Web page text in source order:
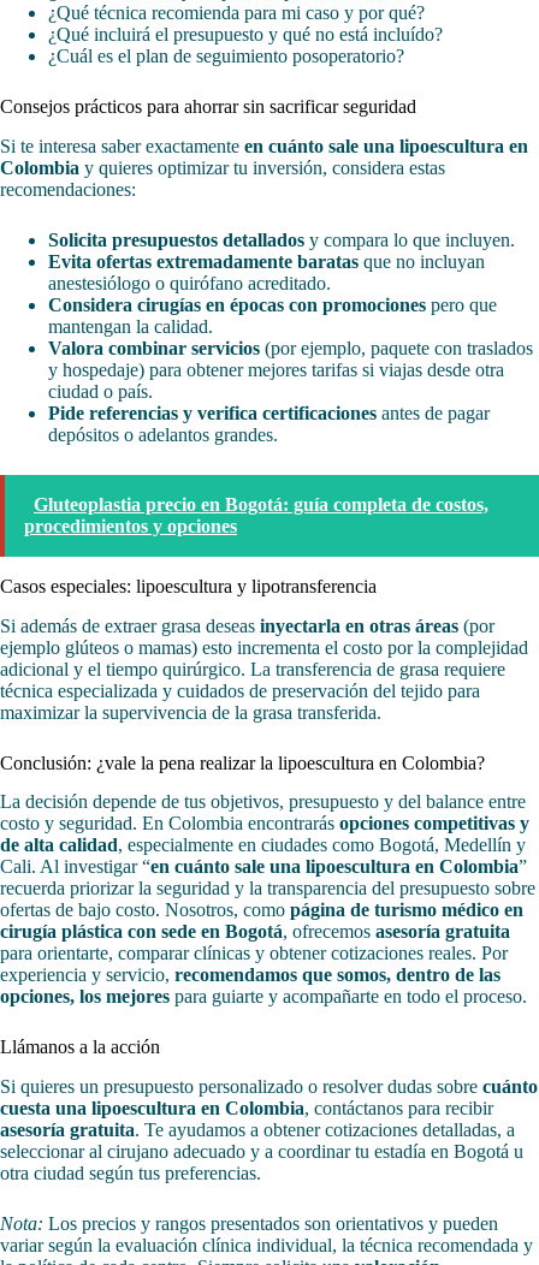
¿Qué técnica recomienda para mi caso y por qué?
¿Qué incluirá el presupuesto y qué no está incluído?
¿Cuál es el plan de seguimiento posoperatorio?
Consejos prácticos para ahorrar sin sacrificar seguridad
Si te interesa saber exactamente en cuánto sale una lipoescultura en
Colombia y quieres optimizar tu inversión, considera estas
recomendaciones:
Solicita presupuestos detallados y compara lo que incluyen.
Evita ofertas extremadamente baratas que no incluyan
anestesiólogo o quirófano acreditado.
Considera cirugías en épocas con promociones pero que
mantengan la calidad.
Valora combinar servicios (por ejemplo, paquete con traslados
y hospedaje) para obtener mejores tarifas si viajas desde otra
ciudad o país.
Pide referencias y verifica certificaciones antes de pagar
depósitos o adelantos grandes.
Gluteoplastia precio en Bogotá: guía completa de costos,
procedimientos y opciones
Casos especiales: lipoescultura y lipotransferencia
Si además de extraer grasa deseas inyectarla en otras áreas (por
ejemplo glúteos o mamas) esto incrementa el costo por la complejidad
adicional y el tiempo quirúrgico. La transferencia de grasa requiere
técnica especializada y cuidados de preservación del tejido para
maximizar la supervivencia de la grasa transferida.
Conclusión: ¿vale la pena realizar la lipoescultura en Colombia?
La decisión depende de tus objetivos, presupuesto y del balance entre
costo y seguridad. En Colombia encontrarás opciones competitivas y
de alta calidad, especialmente en ciudades como Bogotá, Medellín y
Cali. Al investigar “en cuánto sale una lipoescultura en Colombia”
recuerda priorizar la seguridad y la transparencia del presupuesto sobre
ofertas de bajo costo. Nosotros, como página de turismo médico en
cirugía plástica con sede en Bogotá, ofrecemos asesoría gratuita
para orientarte, comparar clínicas y obtener cotizaciones reales. Por
experiencia y servicio, recomendamos que somos, dentro de las
opciones, los mejores para guiarte y acompañarte en todo el proceso.
Llámanos a la acción
Si quieres un presupuesto personalizado o resolver dudas sobre cuánto
cuesta una lipoescultura en Colombia, contáctanos para recibir
asesoría gratuita. Te ayudamos a obtener cotizaciones detalladas, a
seleccionar al cirujano adecuado y a coordinar tu estadía en Bogotá u
otra ciudad según tus preferencias.
Nota: Los precios y rangos presentados son orientativos y pueden
variar según la evaluación clínica individual, la técnica recomendada y